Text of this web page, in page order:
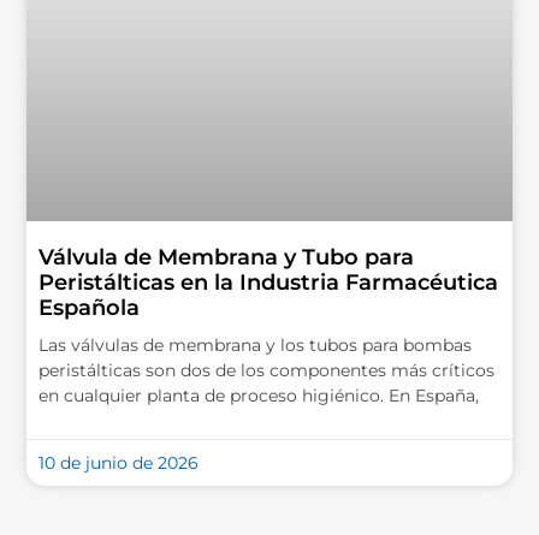
Válvula de Membrana y Tubo para
Peristálticas en la Industria Farmacéutica
Española
Las válvulas de membrana y los tubos para bombas
peristálticas son dos de los componentes más críticos
en cualquier planta de proceso higiénico. En España,
10 de junio de 2026